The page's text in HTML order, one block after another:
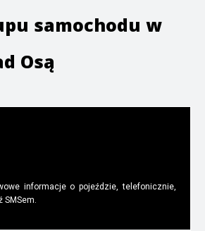
samochodu w
Osą
informacje o pojeździe, telefonicznie,
SMSem.